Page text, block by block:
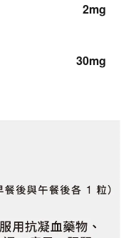
2mg
30mg